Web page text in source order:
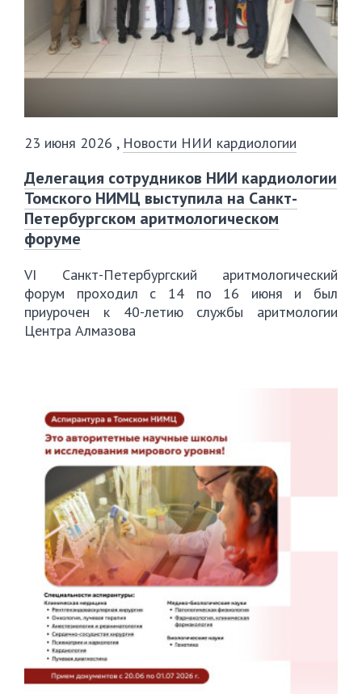
23 июня 2026 , Новости НИИ кардиологии
️Делегация сотрудников НИИ кардиологии
Томского НИМЦ выступила на Санкт-
Петербургском аритмологическом
форуме
VI Санкт-Петербургский аритмологический
форум проходил с 14 по 16 июня и был
приурочен к 40-летию службы аритмологии
Центра Алмазова